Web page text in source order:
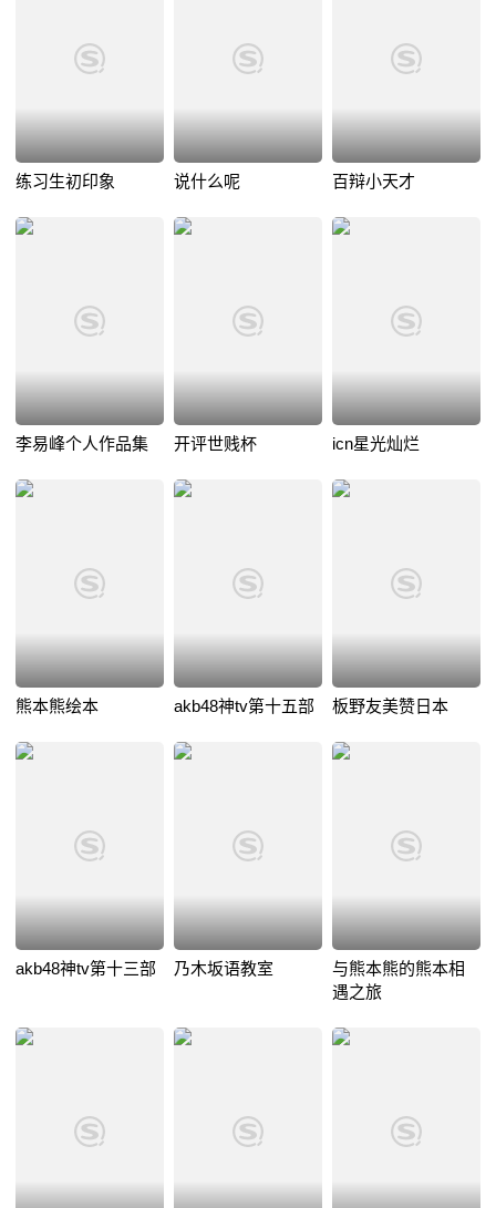
练习生初印象 说什么呢 百辩小天才
李易峰个人作品集 开评世贱杯 icn星光灿烂
熊本熊绘本 akb48神tv第十五部 板野友美赞日本
akb48神tv第十三部 乃木坂语教室
与熊本熊的熊本相
遇之旅